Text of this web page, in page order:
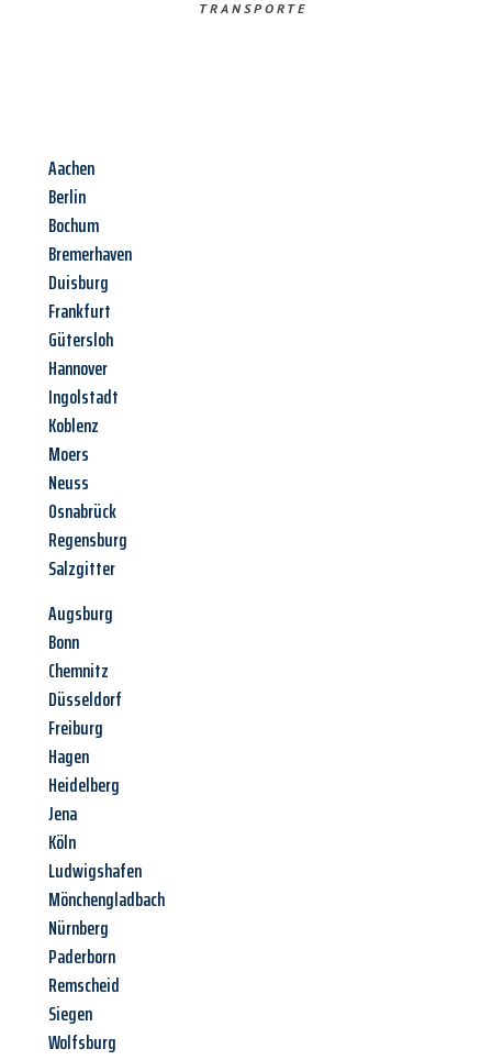
TRANSPORTE
Aachen
Berlin
Bochum
Bremerhaven
Duisburg
Frankfurt
Gütersloh
Hannover
Ingolstadt
Koblenz
Moers
Neuss
Osnabrück
Regensburg
Salzgitter
Augsburg
Bonn
Chemnitz
Düsseldorf
Freiburg
Hagen
Heidelberg
Jena
Köln
Ludwigshafen
Mönchengladbach
Nürnberg
Paderborn
Remscheid
Siegen
Wolfsburg